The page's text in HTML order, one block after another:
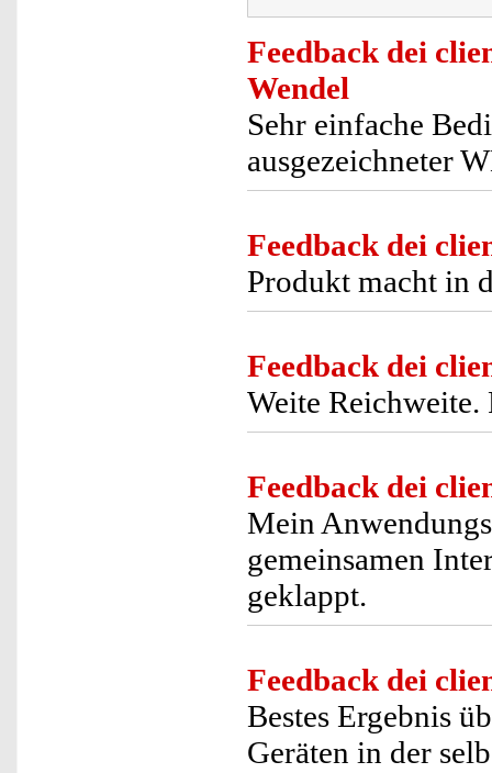
Feedback dei
Wendel
Sehr einfache
ausgezeichneter
Feedback dei
Produkt macht in
Feedback dei
Weite
Feedback dei
Mein
gemeinsamen
geklappt.
Feedback dei
Bestes Ergebnis
Geräten in der